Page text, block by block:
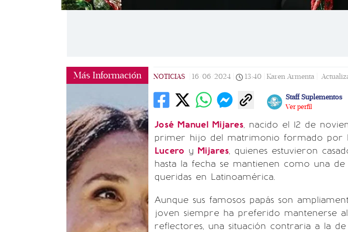
Más Información NOTICIAS 16/06/2024 13:40 Karen Armenta |
Staff Suplementos
Ver perfil
José Manuel Mijares, nacido el 12 de
primer hijo del matrimonio formado por
Lucero y Mijares, quienes estuvieron
hasta la fecha se mantienen como una de
queridas en Latinoamérica.
Aunque sus famosos papás son
joven siempre ha preferido mantenerse
reflectores, una situación contraria a la